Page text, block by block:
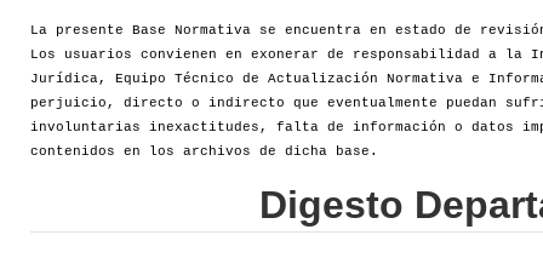
La presente Base Normativa se encuentra en estado de
Los usuarios convienen en exonerar de responsabilidad a la
Jurídica, Equipo Técnico de Actualización Normativa e
perjuicio, directo o indirecto que eventualmente puedan
involuntarias inexactitudes, falta de información o datos
contenidos en los archivos de dicha base.
Digesto